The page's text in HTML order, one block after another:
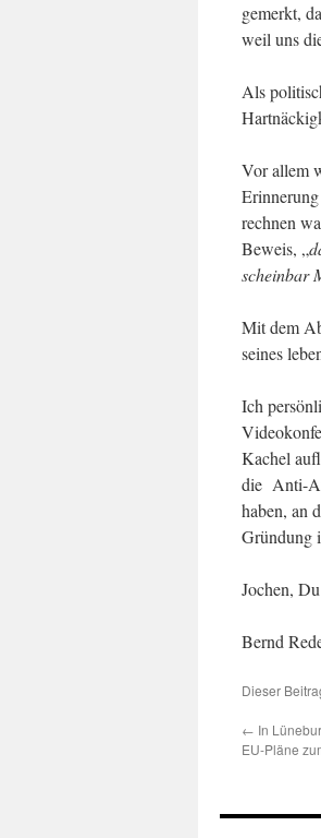
gemerkt,
weil uns
Als
Vor allem
rechnen
Beweis, „
scheinbar
Mit dem
seines
Ich
Kachel
die Anti-
haben, an
Gründung
Jochen,
Bernd
Dieser
← In
EU-Pläne